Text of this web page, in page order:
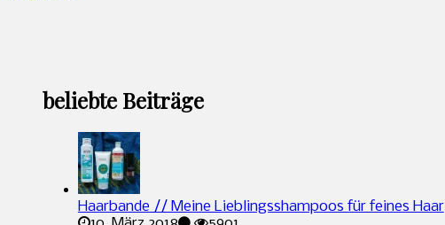
beliebte Beiträge
Haarbande // Meine Lieblingsshampoos für feines Haar